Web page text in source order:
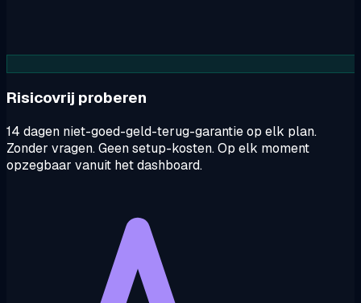
Risicovrij proberen
14 dagen niet-goed-geld-terug-garantie op elk plan.
Zonder vragen. Geen setup-kosten. Op elk moment
opzegbaar vanuit het dashboard.